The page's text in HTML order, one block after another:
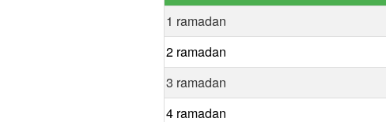
1 ramadan
2 ramadan
3 ramadan
4 ramadan